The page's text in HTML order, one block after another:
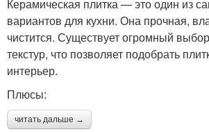
Керамическая плитка — это один из
вариантов для кухни. Она прочная,
чистится. Существует огромный
текстур, что позволяет подобрать
интерьер.
Плюсы:
читать дальше →